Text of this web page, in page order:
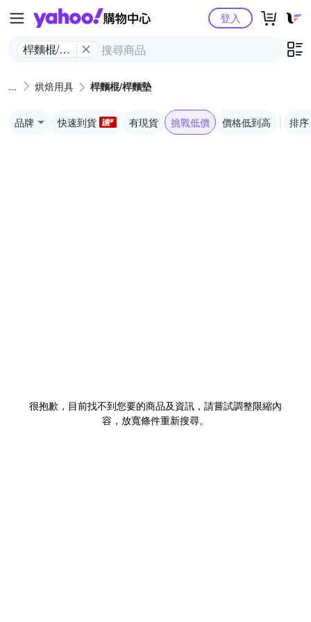
Yahoo購物中心
桿麵棍/桿
登入
烘焙用具 桿麵棍/桿麵墊
品牌 快速到貨 有現貨 挑戰低價 價格低到高 排序
很抱歉，目前找不到您要的商品及資訊，請嘗試調整限縮內
容，放寬條件重新搜尋。